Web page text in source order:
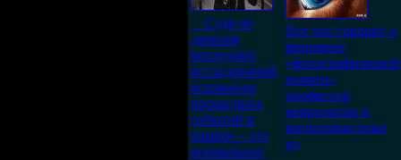
Судя по
данным
последних
исследований,
искажение
прошедших
событий в
памяти – это
нормальное
Вот что говорит о
феномене
«фотографической
памяти»
профессор
неврологии и
когнитивистики
из